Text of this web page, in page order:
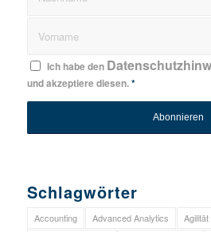
Ich habe den
und akzeptiere diesen.*
Schlagwörter
Accounting Advanced Analytics Agilität